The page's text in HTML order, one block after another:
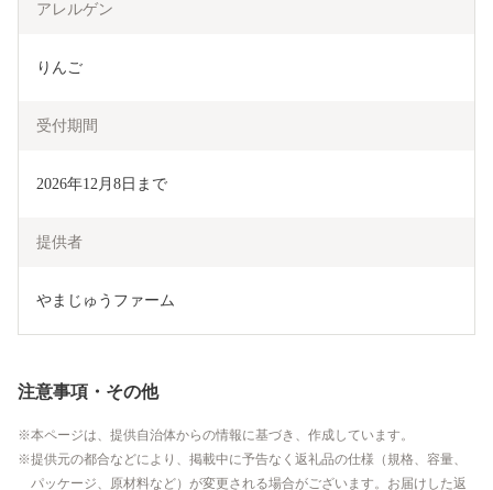
アレルゲン
りんご
受付期間
2026年12月8日まで
提供者
やまじゅうファーム
注意事項・その他
本ページは、提供自治体からの情報に基づき、作成しています。
提供元の都合などにより、掲載中に予告なく返礼品の仕様（規格、容量、
パッケージ、原材料など）が変更される場合がございます。お届けした返